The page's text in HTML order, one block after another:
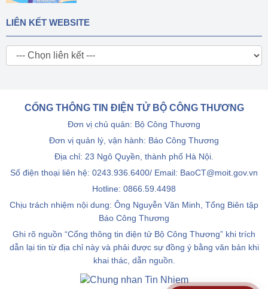
LIÊN KẾT WEBSITE
CỔNG THÔNG TIN ĐIỆN TỬ BỘ CÔNG THƯƠNG
Đơn vị chủ quản: Bộ Công Thương
Đơn vị quản lý, vận hành: Báo Công Thương
Địa chỉ: 23 Ngô Quyền, thành phố Hà Nội.
Số điện thoại liên hệ: 0243.936.6400/ Email: BaoCT@moit.gov.vn
Hotline: 0866.59.4498
Chịu trách nhiệm nội dung: Ông Nguyễn Văn Minh, Tổng Biên tập
Báo Công Thương
Ghi rõ nguồn “Cổng thông tin điện tử Bộ Công Thương” khi trích
dẫn lại tin từ địa chỉ này và phải được sự đồng ý bằng văn bản khi
khai thác, dẫn nguồn.